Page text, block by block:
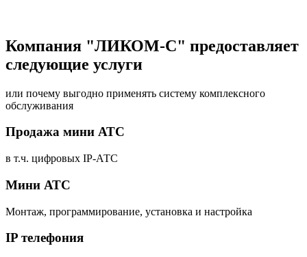
Компания "ЛИКОМ-С" предоставляет
следующие услуги
или почему выгодно применять систему комплексного
обслуживания
Продажа мини АТС
в т.ч. цифровых IP-АТС
Мини АТС
Монтаж, программирование, установка и настройка
IP телефония